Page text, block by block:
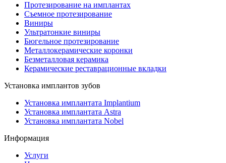
Протезирование на имплантах
Съемное протезирование
Виниры
Ультратонкие виниры
Бюгельное протезирование
Металлокерамические коронки
Безметалловая керамика
Керамические реставрационные вкладки
Установка имплантов зубов
Установка имплантата Implantium
Установка имплантата Astra
Установка имплантата Nobel
Информация
Услуги